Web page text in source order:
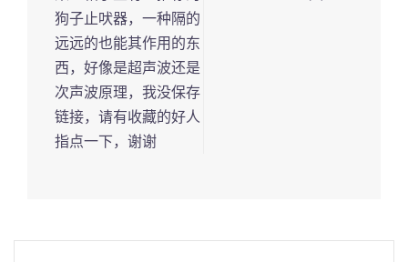
狗子止吠器，一种隔的
远远的也能其作用的东
西，好像是超声波还是
次声波原理，我没保存
链接，请有收藏的好人
指点一下，谢谢